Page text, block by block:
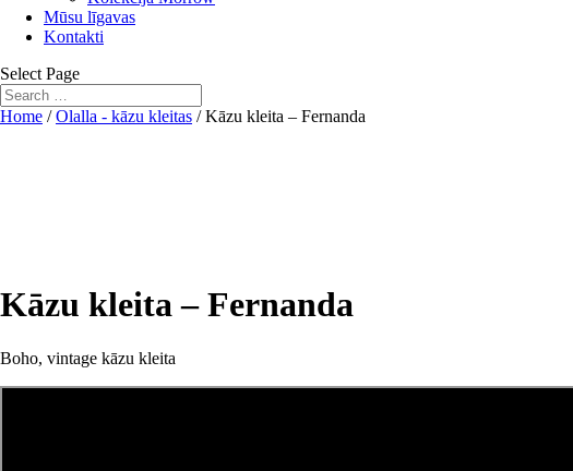
Mūsu līgavas
Kontakti
Select Page
Home /Olalla - kāzu kleitas / Kāzu kleita – Fernanda
Kāzu kleita – Fernanda
Boho, vintage kāzu kleita